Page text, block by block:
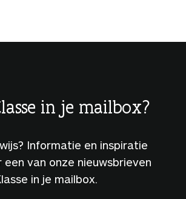
in je mailbox?
Informatie en inspiratie
van onze nieuwsbrieven
in je mailbox.